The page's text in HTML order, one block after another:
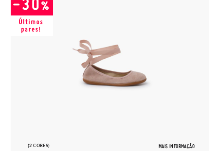
(2 CORES) MAIS INFORMAÇÃO